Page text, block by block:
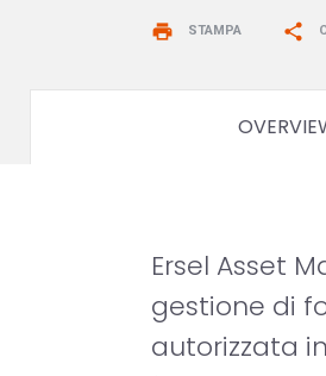
print STAMPA share
Ersel Asset
gestione di
autorizzata